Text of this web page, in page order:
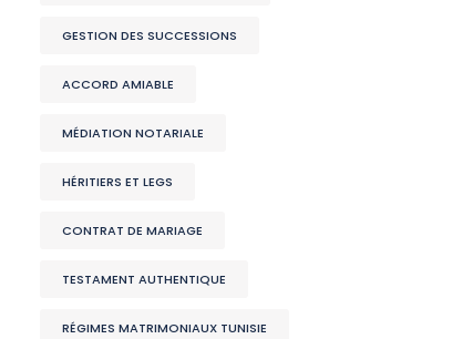
GESTION DES SUCCESSIONS
ACCORD AMIABLE
MÉDIATION NOTARIALE
HÉRITIERS ET LEGS
CONTRAT DE MARIAGE
TESTAMENT AUTHENTIQUE
RÉGIMES MATRIMONIAUX TUNISIE